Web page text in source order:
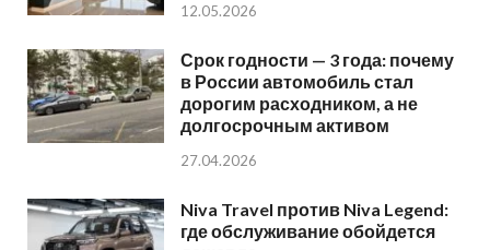
12.05.2026
Срок годности — 3 года: почему
в России автомобиль стал
дорогим расходником, а не
долгосрочным активом
27.04.2026
Niva Travel против Niva Legend:
где обслуживание обойдется